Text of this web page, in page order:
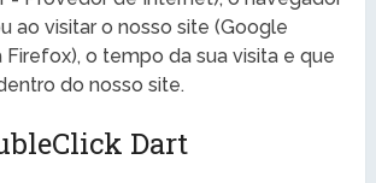
ao visitar o nosso site (Google
Firefox), o tempo da sua visita e que
do nosso site.
Dart